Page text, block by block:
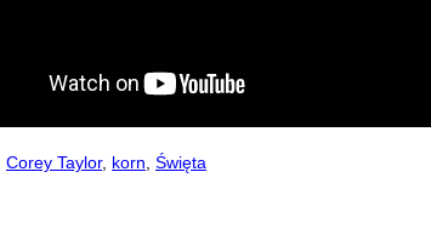
Corey Taylor, korn Święta